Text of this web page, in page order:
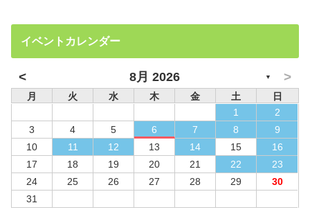
イベントカレンダー
< 8月 2026 ▼ >
月 火 水 木 金 土
日
1
2
3
4 5 6 7 8
9
10
11 12 13 14 15
16
17
18 19 20 21 22
23
24
25 26 27 28 29
30
31